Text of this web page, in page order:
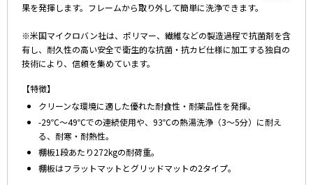
果を発揮します。フレームから取り外して簡単に洗浄できます。
※米国マイクロバン社は、ポリマー、繊維などの製造過程で抗菌剤を含
有し、耐久性の高い安全で衛生的な抗菌・抗カビ仕様に加工する独自の
技術により、信頼を集めています。
【特徴】
クリーンな環境に適した優れた耐食性・耐薬品性を発揮。
-29℃～49℃での連続使用や、93℃の熱湯洗浄（3～5分）に耐え
る、耐寒・耐熱性。
棚板1段あたり272kgの耐荷重。
棚板はフラットマットとグリッドマットの2タイプ。